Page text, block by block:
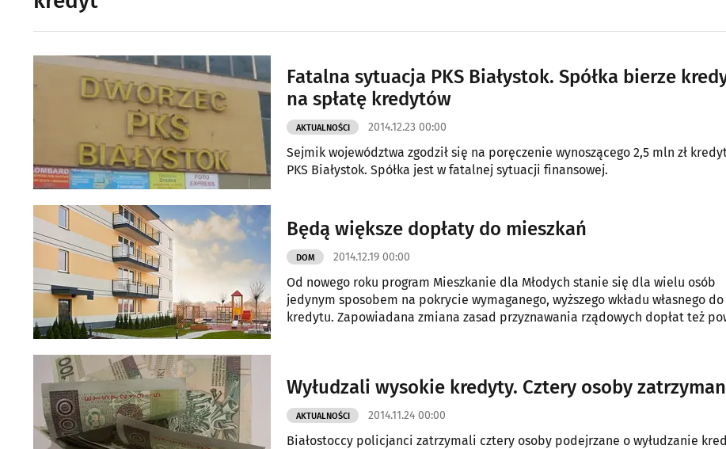
Fatalna sytuacja PKS Białystok. Spółka bierze
na spłatę kredytów
AKTUALNOŚCI 2014.12.23 00:00
Sejmik województwa zgodził się na poręczenie wynoszącego 2,5 mln zł
PKS Białystok. Spółka jest w fatalnej sytuacji finansowej.
Będą większe dopłaty do mieszkań
DOM 2014.12.19 00:00
Od nowego roku program Mieszkanie dla Młodych stanie się dla wielu osób
jedynym sposobem na pokrycie wymaganego, wyższego wkładu własnego do
kredytu. Zapowiadana zmiana zasad przyznawania rządowych dopłat też
Wyłudzali wysokie kredyty. Cztery osoby
AKTUALNOŚCI 2014.11.24 00:00
Białostoccy policjanci zatrzymali cztery osoby podejrzane o wyłudzanie